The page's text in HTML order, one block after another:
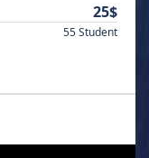
25$
55 Student